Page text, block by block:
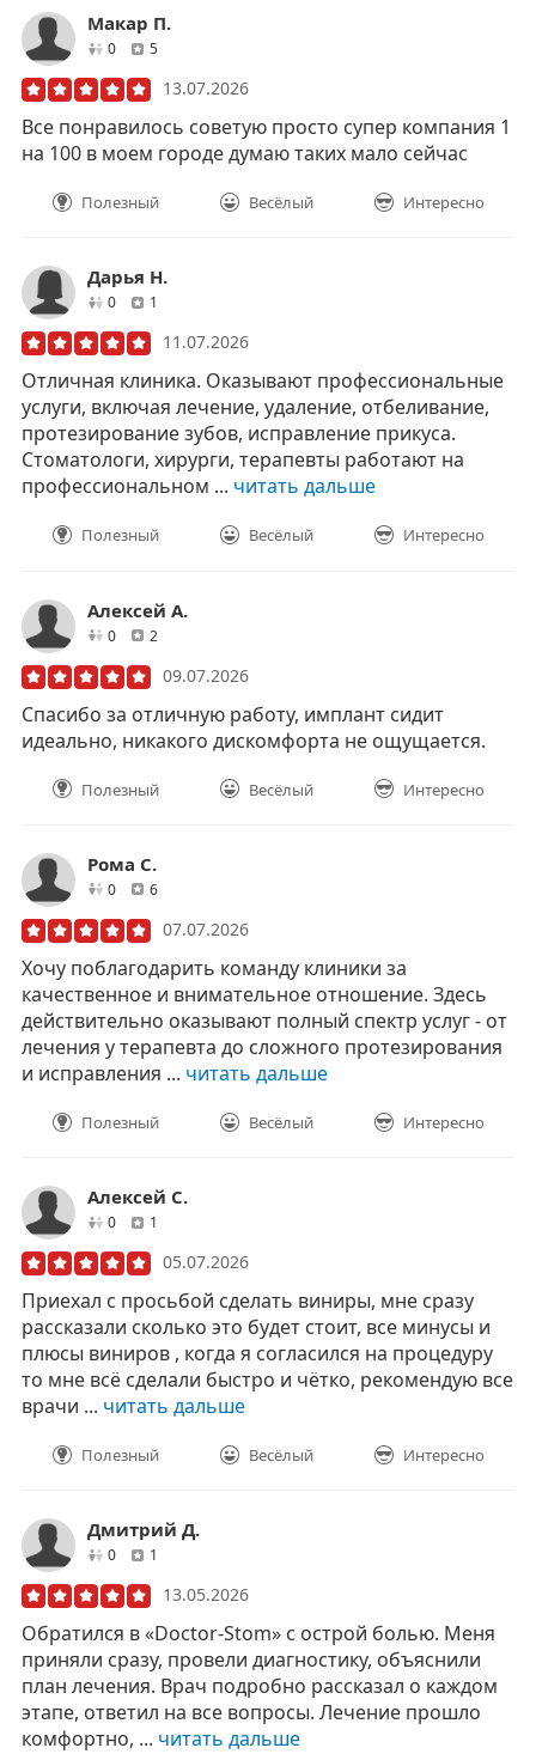
Макар П.
0друзей
5отзывов
13.07.2026
Все понравилось советую просто супер компания 1
на 100 в моем городе думаю таких мало сейчас
Полезный Весёлый Интересно
Дарья Н.
0друзей1
11.07.2026
Отличная клиника. Оказывают профессиональные
услуги, включая лечение, удаление, отбеливание,
протезирование зубов, исправление прикуса.
Стоматологи, хирурги, терапевты работают на
профессиональном ... читать дальше
Полезный Весёлый Интересно
Алексей А.
0друзей
2
09.07.2026
Спасибо за отличную работу, имплант сидит
идеально, никакого дискомфорта не ощущается.
Полезный Весёлый Интересно
Рома С.
0друзей
6отзывов
07.07.2026
Хочу поблагодарить команду клиники за
качественное и внимательное отношение. Здесь
действительно оказывают полный спектр услуг - от
лечения у терапевта до сложного протезирования
и исправления ... читать дальше
Полезный Весёлый Интересно
Алексей С.
0друзей1
05.07.2026
Приехал с просьбой сделать виниры, мне сразу
рассказали сколько это будет стоит, все минусы и
плюсы виниров , когда я согласился на процедуру
то мне всë сделали быстро и чëтко, рекомендую все
врачи ... читать дальше
Полезный Весёлый Интересно
Дмитрий Д.
0друзей1
13.05.2026
Обратился в «Doctor‑Stom» с острой болью. Меня
приняли сразу, провели диагностику, объяснили
план лечения. Врач подробно рассказал о каждом
этапе, ответил на все вопросы. Лечение прошло
комфортно, ... читать дальше